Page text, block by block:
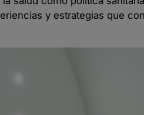
y estrategias que